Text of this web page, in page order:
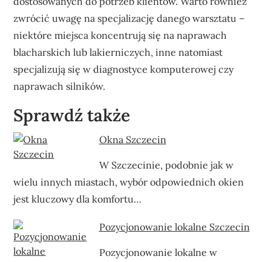
zwrócić uwagę na specjalizację danego warsztatu –
niektóre miejsca koncentrują się na naprawach
blacharskich lub lakierniczych, inne natomiast
specjalizują się w diagnostyce komputerowej czy
naprawach silników.
Sprawdź także
Okna Szczecin
W Szczecinie, podobnie jak w
wielu innych miastach, wybór odpowiednich okien
jest kluczowy dla komfortu…
Pozycjonowanie lokalne Szczecin
Pozycjonowanie lokalne w